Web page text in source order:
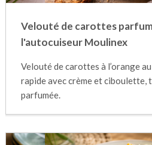
Velouté de carottes
l'autocuiseur Moulinex
Velouté de carottes à l’orange
rapide avec crème et ciboulette,
parfumée.